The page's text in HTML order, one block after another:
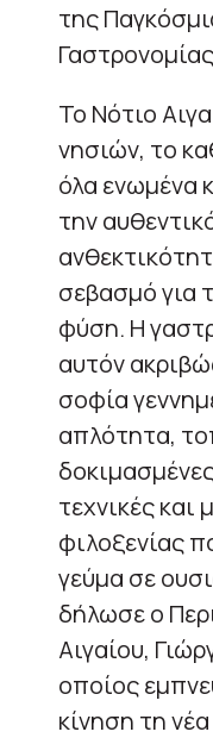
της
Το Νότιο
νησιών, το
όλα ενωμένα
την
σεβασμό για
φύση. Η
αυτόν
σοφία
απλότητα,
τεχνικές και
φιλοξενίας
γεύμα σε
δήλωσε ο
Αιγαίου,
οποίος
κίνηση τη